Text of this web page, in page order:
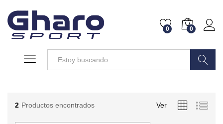
0 0
2 Productos encontrados Ver